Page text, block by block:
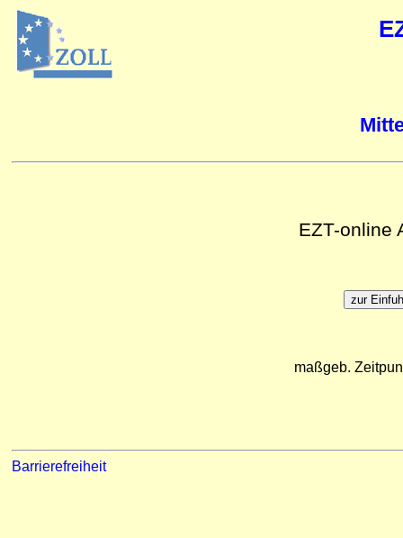
EZT-online
maßgeb.
Barrierefreiheit